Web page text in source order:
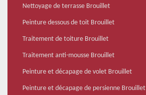
Nettoyage de terrasse Brouillet
Peinture dessous de toit Brouillet
Traitement de toiture Brouillet
Traitement anti-mousse Brouillet
Peinture et décapage de volet Brouillet
Peinture et décapage de persienne Brouillet